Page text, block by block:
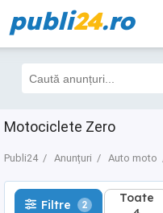
publi24.ro
Motociclete Zero
Publi24 Anunțuri Auto moto
Filtre 2 Toate
4
Filtre 2 Toate